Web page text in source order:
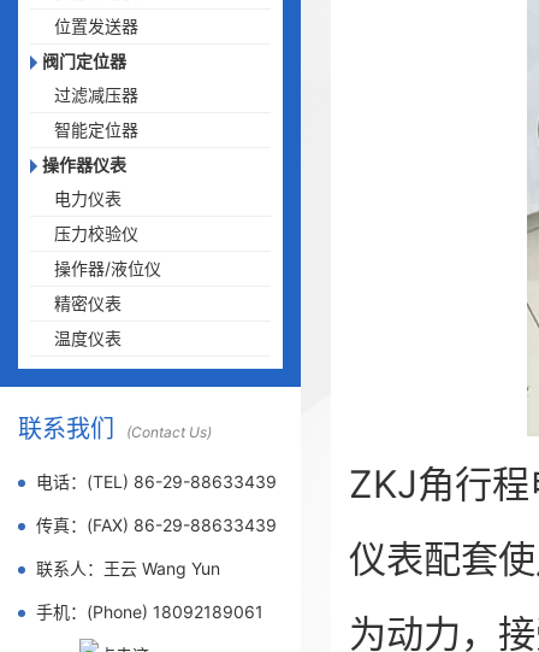
位置发送器
阀门定位器
过滤减压器
智能定位器
操作器仪表
电力仪表
压力校验仪
操作器/液位仪
精密仪表
温度仪表
联系我们 (Contact Us)
电话：(TEL) 86-29-88633439
传真：(FAX) 86-29-88633439
联系人：王云 Wang Yun
手机：(Phone) 18092189061
ZKJ角行
仪表配套
为动力，